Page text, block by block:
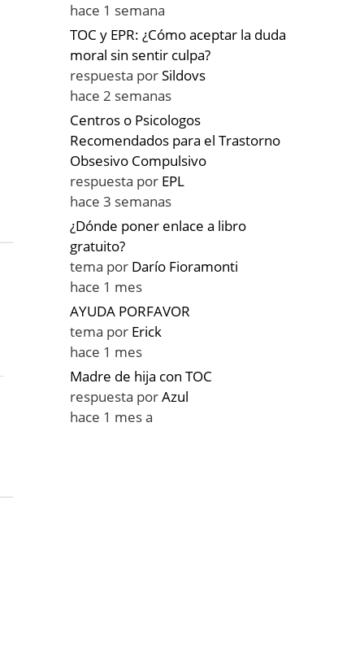
hace 1 semana
TOC y EPR: ¿Cómo aceptar la duda
moral sin sentir culpa?
respuesta porSildovs
hace 2 semanas
Centros o Psicologos
Recomendados para el Trastorno
Obsesivo Compulsivo
respuesta por EPL
hace 3 semanas
¿Dónde poner enlace a libro
gratuito?
tema por Darío Fioramonti
hace 1 mes
AYUDA PORFAVOR
tema por Erick
hace 1 mes
Madre de hija con TOC
respuesta porAzul
hace 1 mes a